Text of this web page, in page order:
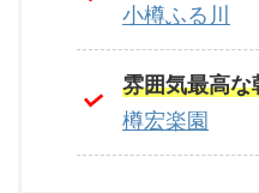
小樽ふる川
雰囲気最高な
樽宏楽園